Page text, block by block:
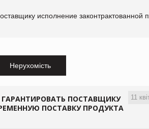
исполнение
Нерухомість
11
ПОСТАВЩИКУ
ПОСТАВКУ ПРОДУКТА